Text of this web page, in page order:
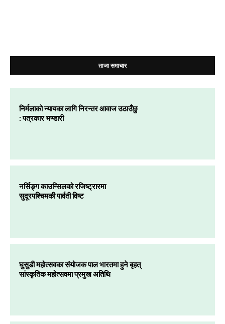
ताजा समाचार
निर्मलाको न्यायका लागि निरन्तर आवाज उठाउँछु
: पत्रकार भण्डारी
नर्सिङ्ग काउन्सिलको रजिष्ट्रारमा
सुदूरपश्चिमकी पार्वती विष्ट
घुसुडी महोत्सवका संयोजक पाल भारतमा हुने बृहत्
सांस्कृतिक महोत्सवमा प्रमुख अतिथि